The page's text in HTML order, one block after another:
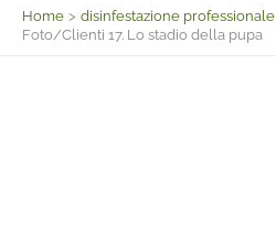
Home
disinfestazione professionale
Foto/Clienti 17. Lo stadio della pupa